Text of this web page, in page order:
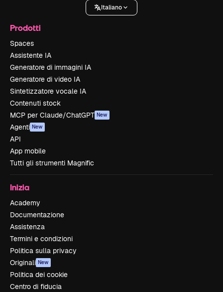
Italiano
Prodotti
Spaces
Assistente IA
Generatore di immagini IA
Generatore di video IA
Sintetizzatore vocale IA
Contenuti stock
MCP per Claude/ChatGPT New
Agenti New
API
App mobile
Tutti gli strumenti Magnific
Inizia
Academy
Documentazione
Assistenza
Termini e condizioni
Politica sulla privacy
Originali New
Politica dei cookie
Centro di fiducia